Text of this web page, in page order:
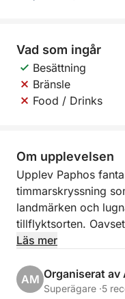
Vad som ingår
Besättning
Bränsle
Food / Drinks
Om upplevelsen
Upplev Paphos
timmarskryssning
landmärken och
tillflyktsorten.
fotografering eller
bara några timmar.
Läs mer
AM Organiserat av
Superägare ·5